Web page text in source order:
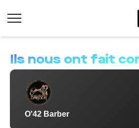
Ils nous ont fait
O'42 Barber